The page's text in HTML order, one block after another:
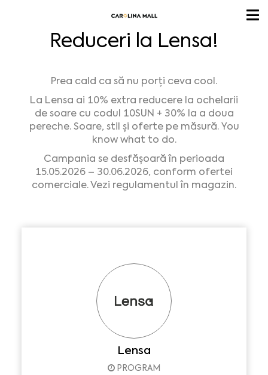
Reduceri la Lensa!
Prea cald ca să nu porți ceva cool.
La Lensa ai 10% extra reducere la ochelarii
de soare cu codul 10SUN + 30% la a doua
pereche. Soare, stil și oferte pe măsură. You
know what to do.
Campania se desfășoară în perioada
15.05.2026 – 30.06.2026, conform ofertei
comerciale. Vezi regulamentul în magazin.
Lensa
PROGRAM